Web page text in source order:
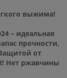
выжима!
– идеальная
прочности,
от
Нет ржавчины